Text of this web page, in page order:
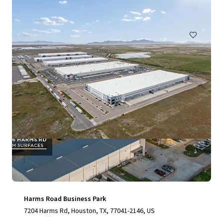
Industrie & Logistik Unter Vertrag
Harms Road Business Park
7204 Harms Rd, Houston, TX, 77041-2146, US